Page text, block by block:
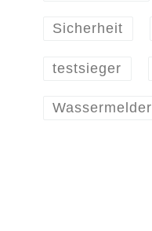
Sicherheit
testsieger
Wassermelder